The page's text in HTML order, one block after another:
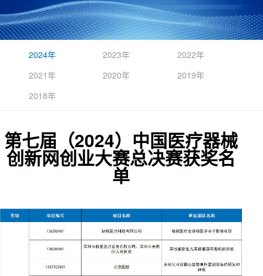
2024年 2023年
2022年
2021年
2020年
2019年
2018年
第七届（2024）中国医疗器械
创新网创业大赛总决赛获奖名
单